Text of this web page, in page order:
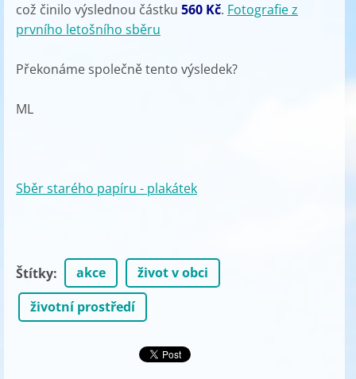
což činilo výslednou částku 560 Kč. Fotografie z
prvního letošního sběru
Překonáme společně tento výsledek?
ML
Sběr starého papíru - plakátek
Štítky: akce
život v obci
životní prostředí